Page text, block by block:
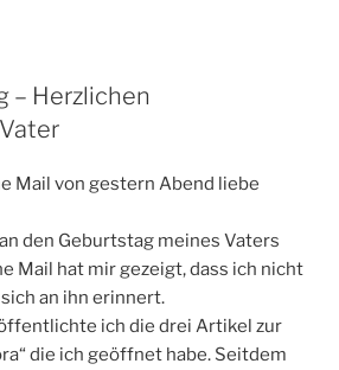
– Herzlichen
Mail von gestern Abend liebe
den Geburtstag meines Vaters
Mail hat mir gezeigt, dass ich nicht
an ihn erinnert.
ich die drei Artikel zur
die ich geöffnet habe. Seitdem